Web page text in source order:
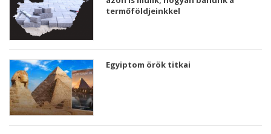
termőföldjeinkkel
Egyiptom örök titkai